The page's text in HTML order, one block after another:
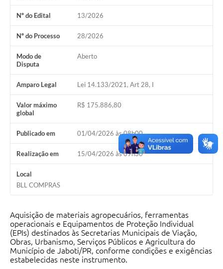
Nº do Edital 13/2026
Nº do Processo 28/2026
Modo de
Disputa
Aberto
Amparo Legal Lei 14.133/2021, Art 28, I
Valor máximo
global
R$ 175.886,80
Publicado em 01/04/2026 às 08h00
Realização em 15/04/2026 às 09h30
Local
BLL COMPRAS
Aquisição de materiais agropecuários, ferramentas
operacionais e Equipamentos de Proteção Individual
(EPIs) destinados às Secretarias Municipais de Viação,
Obras, Urbanismo, Serviços Públicos e Agricultura do
Município de Jaboti/PR, conforme condições e exigências
estabelecidas neste instrumento.